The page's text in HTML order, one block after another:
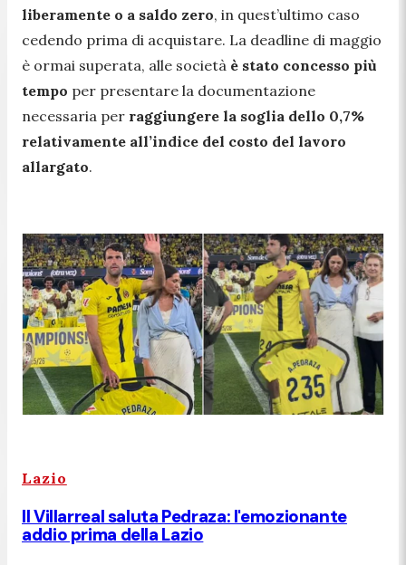
liberamente o a saldo zero, in quest’ultimo caso
cedendo prima di acquistare. La deadline di maggio
è ormai superata, alle società è stato concesso più
tempo per presentare la documentazione
necessaria per raggiungere la soglia dello 0,7%
relativamente all’indice del costo del lavoro
allargato.
Lazio
Il Villarreal saluta Pedraza: l'emozionante
addio prima della Lazio